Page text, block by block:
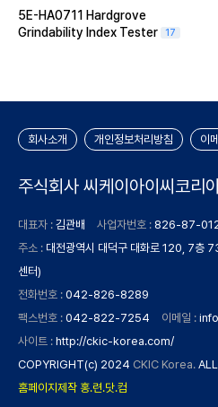
5E-HA0711 Hardgrove
Grindability Index Tester
17
회사소개 개인정보처리방침 이
주식회사 씨케이아이씨코리
대표자 : 김관배 사업자번호 : 826-87-
주소 : 대전광역시 대덕구 대화로 120, 7층
센터)
전화번호 : 042-826-8289
팩스번호 : 042-822-7254 이메일 :
사이트 : http://ckic-korea.com/
COPYRIGHT(c) 2024 CKIC Korea.
홈페이지제작 홍.련.닷.컴